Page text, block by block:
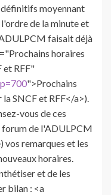
moyennant
de la minute et
faisait déjà
horaires
et RFF"
">Prochains
SNCF et RFF</a>).
vous de ces
forum de l'ADULPCM
remarques et les
horaires.
et de les
bilan : <a